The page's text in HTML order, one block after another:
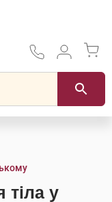
тіла у